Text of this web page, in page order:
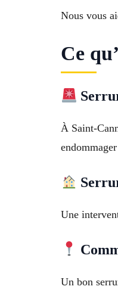
Nous vous
Ce
À Saint-
Une
Un bon